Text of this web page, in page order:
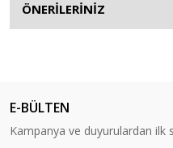
ÖNERİLERİNİZ
E-BÜLTEN
Kampanya ve duyurulardan ilk